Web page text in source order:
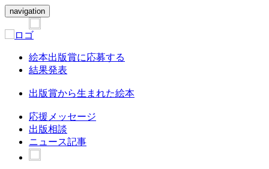
navigation
絵本出版賞に応募する
結果発表
出版賞から生まれた絵本
応援メッセージ
出版相談
ニュース記事